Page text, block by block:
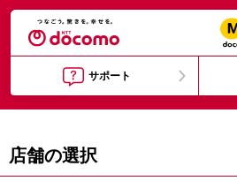
サポート
店舗の選択